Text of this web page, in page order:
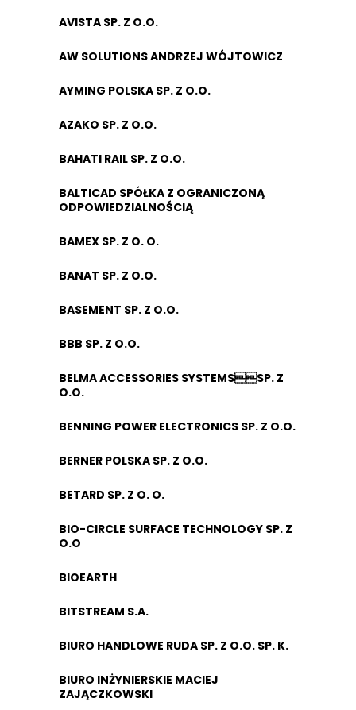
AVISTA SP. Z O.O.
AW SOLUTIONS ANDRZEJ WÓJTOWICZ
AYMING POLSKA SP. Z O.O.
AZAKO SP. Z O.O.
BAHATI RAIL SP. Z O.O.
BALTICAD SPÓŁKA Z OGRANICZONĄ
ODPOWIEDZIALNOŚCIĄ
BAMEX SP. Z O. O.
BANAT SP. Z O.O.
BASEMENT SP. Z O.O.
BBB SP. Z O.O.
BELMA ACCESSORIES SYSTEMSSP. Z
O.O.
BENNING POWER ELECTRONICS SP. Z O.O.
BERNER POLSKA SP. Z O.O.
BETARD SP. Z O. O.
BIO-CIRCLE SURFACE TECHNOLOGY SP. Z
O.O
BIOEARTH
BITSTREAM S.A.
BIURO HANDLOWE RUDA SP. Z O.O. SP. K.
BIURO INŻYNIERSKIE MACIEJ
ZAJĄCZKOWSKI